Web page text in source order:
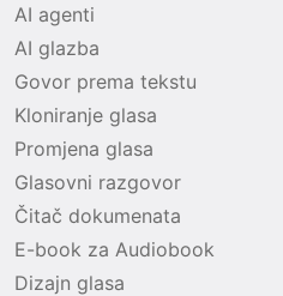
AI agenti
AI glazba
Govor prema tekstu
Kloniranje glasa
Promjena glasa
Glasovni razgovor
Čitač dokumenata
E-book za Audiobook
Dizajn glasa